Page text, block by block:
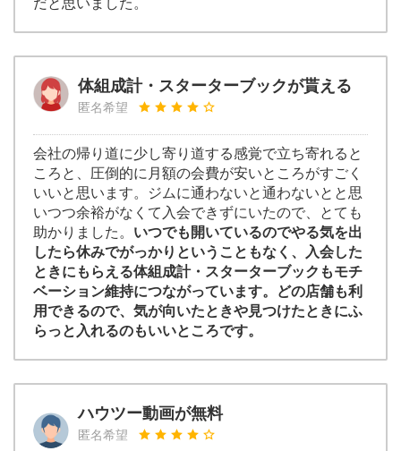
体組成計・スターターブックが貰える
匿名希望
会社の帰り道に少し寄り道する感覚で立ち寄れると
ころと、圧倒的に月額の会費が安いところがすごく
いいと思います。ジムに通わないと通わないとと思
いつつ余裕がなくて入会できずにいたので、とても
助かりました。 いつでも開いているのでやる気を出
したら休みでがっかりということもなく、入会した
ときにもらえる体組成計・スターターブックもモチ
ベーション維持につながっています。どの店舗も利
用できるので、気が向いたときや見つけたときにふ
らっと入れるのもいいところです。
ハウツー動画が無料
匿名希望